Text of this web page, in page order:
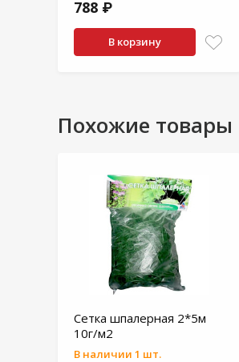
788 ₽
В корзину
Похожие товары
Сетка шпалерная 2*5м
10г/м2
В наличии 1 шт.